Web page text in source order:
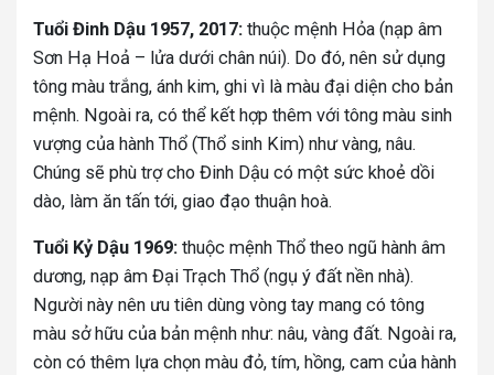
Tuổi Đinh Dậu 1957, 2017: thuộc mệnh Hỏa (nạp âm
Sơn Hạ Hoả – lửa dưới chân núi). Do đó, nên sử dụng
tông màu trắng, ánh kim, ghi vì là màu đại diện cho bản
mệnh. Ngoài ra, có thể kết hợp thêm với tông màu sinh
vượng của hành Thổ (Thổ sinh Kim) như vàng, nâu.
Chúng sẽ phù trợ cho Đinh Dậu có một sức khoẻ dồi
dào, làm ăn tấn tới, giao đạo thuận hoà.
Tuổi Kỷ Dậu 1969: thuộc mệnh Thổ theo ngũ hành âm
dương, nạp âm Đại Trạch Thổ (ngụ ý đất nền nhà).
Người này nên ưu tiên dùng vòng tay mang có tông
màu sở hữu của bản mệnh như: nâu, vàng đất. Ngoài ra,
còn có thêm lựa chọn màu đỏ, tím, hồng, cam của hành